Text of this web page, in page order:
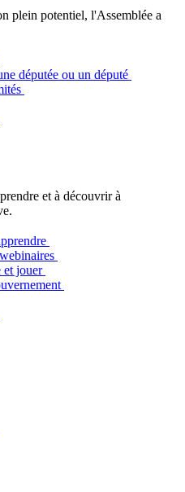
plein potentiel, l'Assemblée a
députée ou un député
et à découvrir à
et jouer